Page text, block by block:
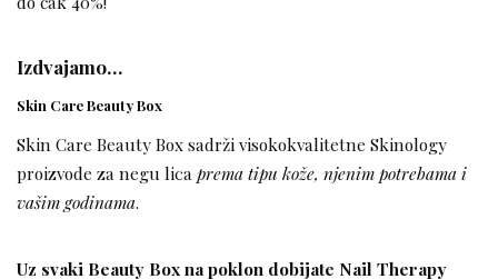
Izdvajamo…
Skin Care Beauty Box
Skin Care Beauty Box sadrži visokokvalitetne Skinology
proizvode za negu lica prema tipu kože, njenim potrebama i
vašim godinama.
Uz svaki Beauty Box na poklon dobijate Nail Therapy